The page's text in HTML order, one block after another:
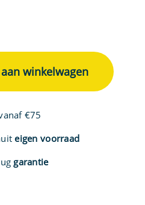
winkelwagen
€75
eigen voorraad
garantie